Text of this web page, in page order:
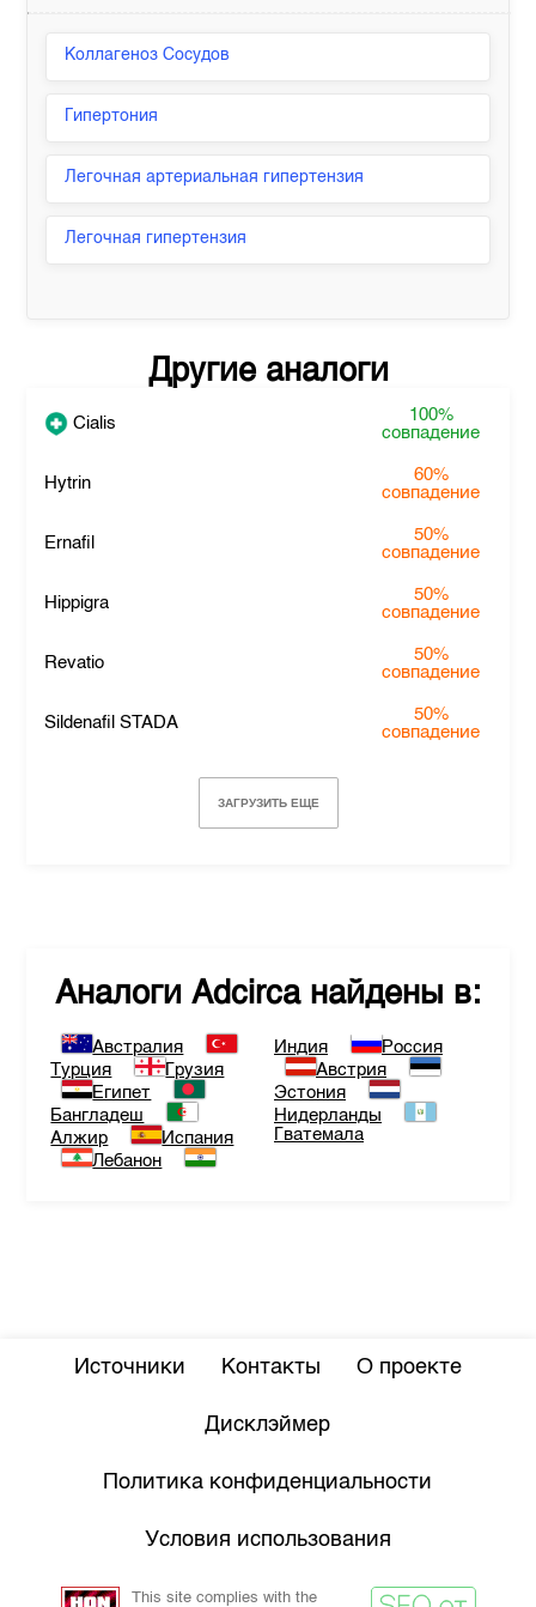
Коллагеноз Сосудов
Гипертония
Легочная артериальная гипертензия
Легочная гипертензия
Другие аналоги
Cialis
100%
совпадение
Hytrin
60%
совпадение
Ernafil
50%
совпадение
Hippigra
50%
совпадение
Revatio
50%
совпадение
Sildenafil STADA
50%
совпадение
ЗАГРУЗИТЬ ЕЩЕ
Аналоги Adcircaнайдены в:
Австралия
Турция
Грузия
Египет
Бангладеш
Алжир
Испания
Лебанон
Индия
Россия
Австрия
Эстония
Нидерланды
Гватемала
Источники Контакты О проекте
Дисклэймер
Политика конфиденциальности
Условия использования
This site complies with the